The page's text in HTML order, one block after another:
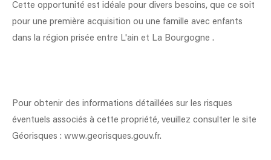
Cette opportunité est idéale pour divers besoins, que ce soit
pour une première acquisition ou une famille avec enfants
dans la région prisée entre L'ain et La Bourgogne .
Pour obtenir des informations détaillées sur les risques
éventuels associés à cette propriété, veuillez consulter le site
Géorisques : www.georisques.gouv.fr.